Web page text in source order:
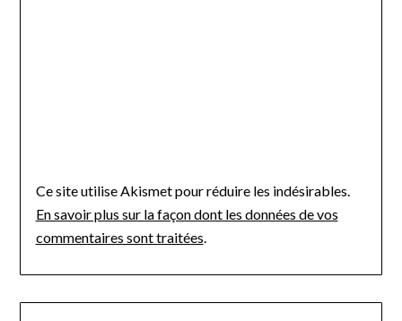
Ce site utilise Akismet pour réduire les indésirables.
En savoir plus sur la façon dont les données de vos
commentaires sont traitées